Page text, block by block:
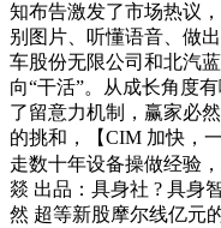
知布告激发了市场热议
别图片、听懂语音、做
车股份无限公司和北汽
向“干活”。从成长角度
了留意力机制，赢家必
的挑和，【CIM 加快，
走数十年设备操做经验
燚 出品：具身社 ? 具身
然 超等新股摩尔线亿元